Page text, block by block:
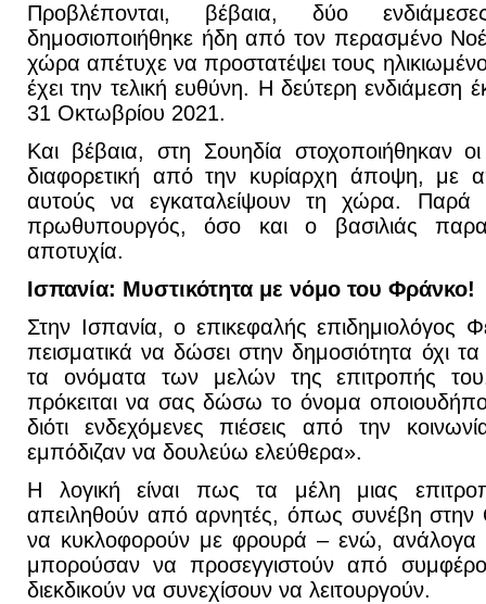
Προβλέπονται, βέβαια, δύο
δημοσιοποιήθηκε ήδη από τον περασμένο
χώρα απέτυχε να προστατέψει τους
έχει την τελική ευθύνη. Η δεύτερη ενδιάμεση
31 Οκτωβρίου 2021.
Και βέβαια, στη Σουηδία στοχοποιήθηκαν
διαφορετική από την κυρίαρχη άποψη, με
αυτούς να εγκαταλείψουν τη χώρα. Παρά
πρωθυπουργός, όσο και ο βασιλιάς
αποτυχία.
Ισπανία: Μυστικότητα με νόμο του Φράνκο!
Στην Ισπανία, ο επικεφαλής επιδημιολόγος
πεισματικά να δώσει στην δημοσιότητα όχι
τα ονόματα των μελών της επιτροπής
πρόκειται να σας δώσω το όνομα
διότι ενδεχόμενες πιέσεις από την
εμπόδιζαν να δουλεύω ελεύθερα».
Η λογική είναι πως τα μέλη μιας
απειληθούν από αρνητές, όπως συνέβη στην
να κυκλοφορούν με φρουρά – ενώ, ανάλογα
μπορούσαν να προσεγγιστούν από
διεκδικούν να συνεχίσουν να λειτουργούν.